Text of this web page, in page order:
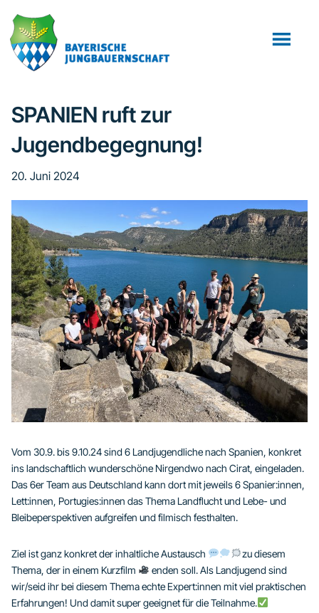
Inhalt
springen
Fußzeile
springen
SPANIEN ruft zur
Jugendbegegnung!
20. Juni 2024
Vom 30.9. bis 9.10.24 sind 6 Landjugendliche nach Spanien, konkret
ins landschaftlich wunderschöne Nirgendwo nach Cirat, eingeladen.
Das 6️er Team aus Deutschland kann dort mit jeweils 6 Spanier:innen,
Lett:innen, Portugies:innen das Thema Landflucht und Lebe- und
Bleibeperspektiven aufgreifen und filmisch festhalten.
Ziel ist ganz konkret der inhaltliche Austausch
zu diesem
Thema, der in einem Kurzfilm
enden soll. Als Landjugend sind
wir/seid ihr bei diesem Thema echte Expert:innen mit viel praktischen
Erfahrungen! Und damit super geeignet für die Teilnahme.